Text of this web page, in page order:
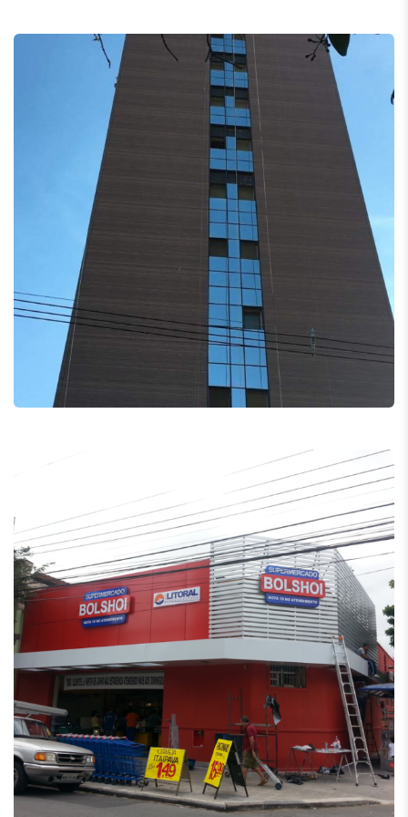
ACM Amadeirado – Res. Grand
Vision
Revestimento
Revestimento Bolshoi
Revestimento